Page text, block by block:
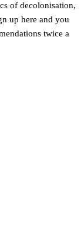
of decolonisation,
up here and you
twice a